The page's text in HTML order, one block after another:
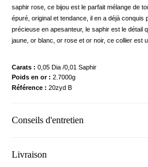
saphir rose, ce bijou est le parfait mélange de
épuré, original et tendance, il en a déjà conquis
précieuse en apesanteur, le saphir est le détail
jaune, or blanc, or rose et or noir, ce collier est
Carats
0,05 Dia /0,01 Saphir
Poids en or
2.7000g
Référence
20zyd B
Conseils d'entretien
Livraison